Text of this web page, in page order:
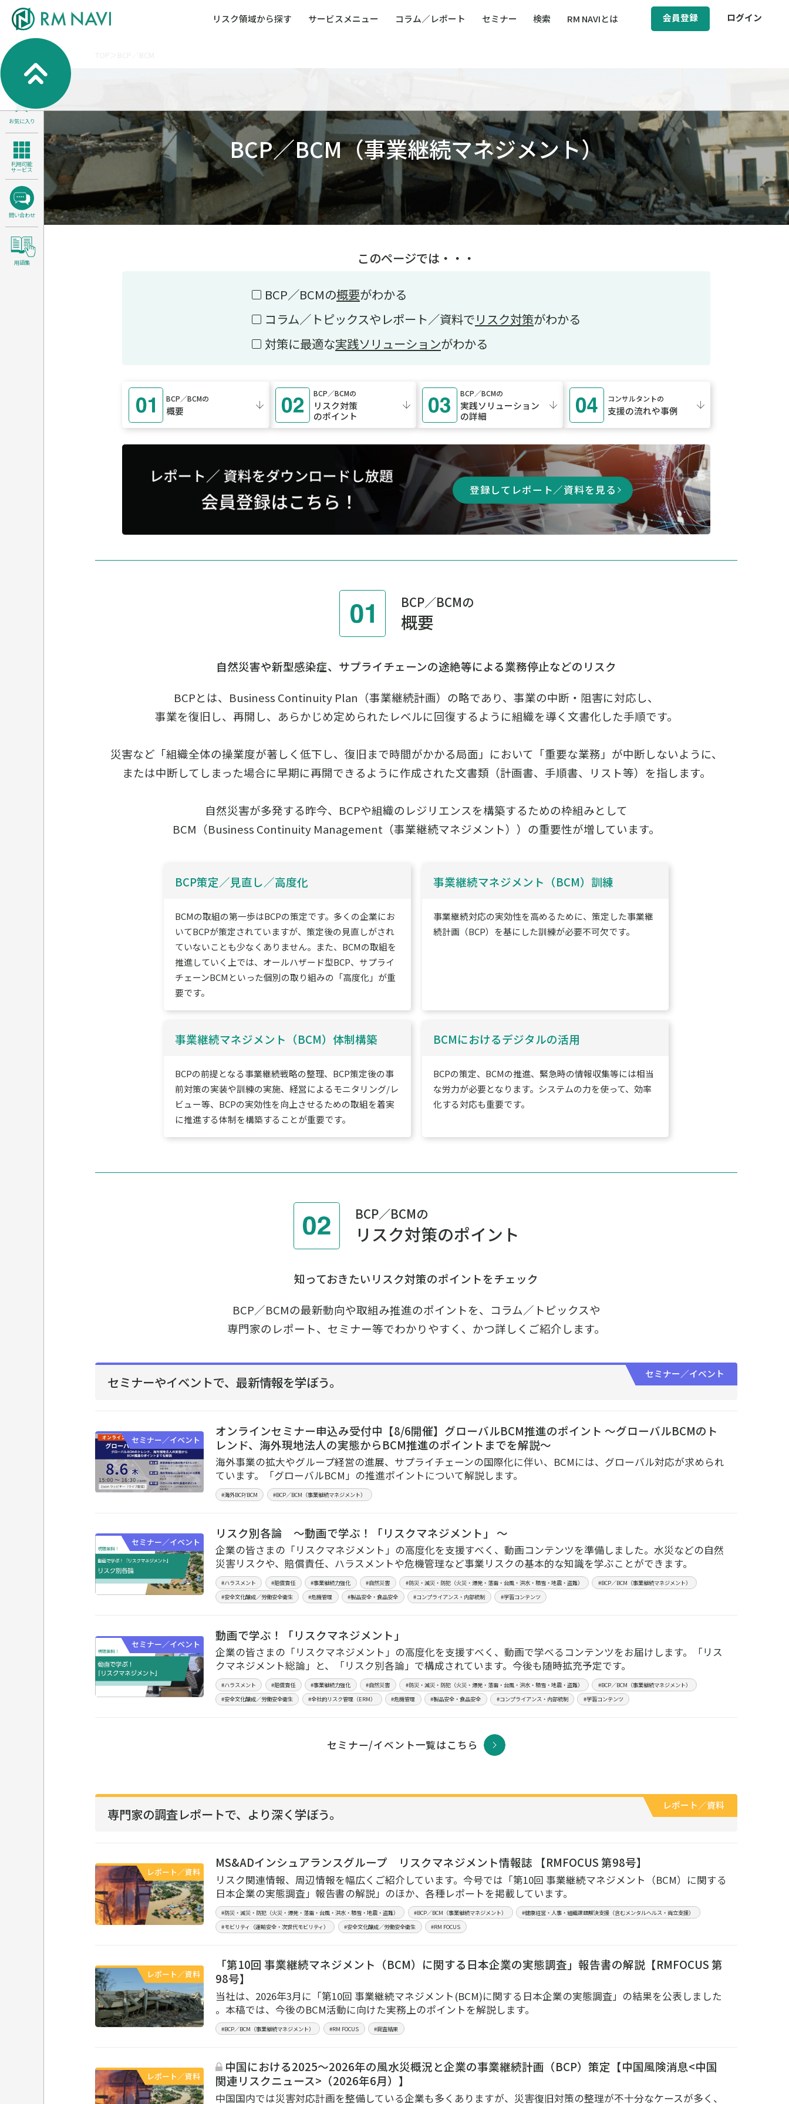
リスク領域から探す サービスメニュー コラム／レポート セミナー 検索 RM NAVIとは 会員登録 ログイン
サステナビリティ経営支援
人権・人的資本課題解決支援
安全文化醸成／労働安全衛生
医療／介護／障害福祉／子ども・児童福祉等
全社的リスク管理（ERM）
危機管理
製品安全・食品安全
コンプライアンス・内部統制 海外
検索
お気に入り
利用可能
サービス
問い合わせ
用語集
BCP／BCM（事業継続マネジメント）
このページでは・・・
BCP／BCMの概要がわかる
コラム／トピックスやレポート／資料でリスク対策がわかる
対策に最適な実践ソリューションがわかる
BCP／BCMの
概要
BCP／BCMの
リスク対策
のポイント
BCP／BCMの
実践ソリューション
の詳細
コンサルタントの
支援の流れや事例
登録してレポート／資料を見る
BCP／BCMの
概要
自然災害や新型感染症、サプライチェーンの途絶等による業務停止などのリスク
BCPとは、Business Continuity Plan（事業継続計画）の略であり、事業の中断・阻害に対応し、
事業を復旧し、再開し、あらかじめ定められたレベルに回復するように組織を導く文書化した手順です。
災害など「組織全体の操業度が著しく低下し、復旧まで時間がかかる局面」において「重要な業務」が中断しないように、
または中断してしまった場合に早期に再開できるように作成された文書類（計画書、手順書、リスト等）を指します。
自然災害が多発する昨今、BCPや組織のレジリエンスを構築するための枠組みとして
BCM（Business Continuity Management（事業継続マネジメント））の重要性が増しています。
BCP策定／見直し／高度化
BCMの取組の第一歩はBCPの策定です。多くの企業にお
いてBCPが策定されていますが、策定後の見直しがされ
ていないことも少なくありません。また、BCMの取組を
推進していく上では、オールハザード型BCP、サプライ
チェーンBCMといった個別の取り組みの「高度化」が重
要です。
事業継続マネジメント（BCM）訓練
事業継続対応の実効性を高めるために、策定した事業継
続計画（BCP）を基にした訓練が必要不可欠です。
事業継続マネジメント（BCM）体制構築
BCPの前提となる事業継続戦略の整理、BCP策定後の事
前対策の実装や訓練の実施、経営によるモニタリング/レ
ビュー等、BCPの実効性を向上させるための取組を着実
に推進する体制を構築することが重要です。
BCMにおけるデジタルの活用
BCPの策定、BCMの推進、緊急時の情報収集等には相当
な労力が必要となります。システムの力を使って、効率
化する対応も重要です。
BCP／BCMの
リスク対策のポイント
知っておきたいリスク対策のポイントをチェック
BCP／BCMの最新動向や取組み推進のポイントを、コラム／トピックスや
専門家のレポート、セミナー等でわかりやすく、かつ詳しくご紹介します。
セミナーやイベントで、最新情報を学ぼう。
セミナー／イベント
セミナー／イベント
オンラインセミナー申込み受付中【8/6開催】グローバルBCM推進のポイント ～グローバルBCMのト
レンド、海外現地法人の実態からBCM推進のポイントまでを解説～
海外事業の拡大やグループ経営の進展、サプライチェーンの国際化に伴い、BCMには、グローバル対応が求められ
ています。「グローバルBCM」の推進ポイントについて解説します。
#海外BCP/BCM #BCP／BCM（事業継続マネジメント）
セミナー／イベント
リスク別各論 ～動画で学ぶ！「リスクマネジメント」 ～
企業の皆さまの「リスクマネジメント」の高度化を支援すべく、動画コンテンツを準備しました。水災などの自然
災害リスクや、賠償責任、ハラスメントや危機管理など事業リスクの基本的な知識を学ぶことができます。
#ハラスメント #賠償責任 #事業継続力強化 #自然災害 #防災・減災・防犯（火災・爆発・落雷・台風・洪水・積雪・地震・盗難）
#BCP／BCM（事業継続マネジメント）
#安全文化醸成／労働安全衛生
#危機管理 #製品安全・食品安全 #コンプライアンス・内部統制 #学習コンテンツ
セミナー／イベント
動画で学ぶ！「リスクマネジメント」
企業の皆さまの「リスクマネジメント」の高度化を支援すべく、動画で学べるコンテンツをお届けします。「リス
クマネジメント総論」と、「リスク別各論」で構成されています。今後も随時拡充予定です。
#ハラスメント #賠償責任 #事業継続力強化 #自然災害 #防災・減災・防犯（火災・爆発・落雷・台風・洪水・積雪・地震・盗難）
#BCP／BCM（事業継続マネジメント）
#安全文化醸成／労働安全衛生
#全社的リスク管理（ERM） #危機管理 #製品安全・食品安全 #コンプライアンス・内部統制 #学習コンテンツ
セミナー/イベント一覧はこちら
専門家の調査レポートで、 より深く学ぼう。
レポート／資料
レポート／資料
MS&ADインシュアランスグループ リスクマネジメント情報誌 【RMFOCUS 第98号】
リスク関連情報、周辺情報を幅広くご紹介しています。今号では「第10回 事業継続マネジメント（BCM）に関する
日本企業の実態調査」報告書の解説」のほか、各種レポートを掲載しています。
#防災・減災・防犯（火災・爆発・落雷・台風・洪水・積雪・地震・盗難） #BCP／BCM（事業継続マネジメント）
#健康経営・人事・組織課題解決支援（含むメンタルヘルス・両立支援）
#モビリティ（運輸安全・次世代モビリティ）
#安全文化醸成／労働安全衛生 #RM FOCUS
レポート／資料
「第10回 事業継続マネジメント（BCM）に関する日本企業の実態調査」報告書の解説【RMFOCUS 第
98号】
当社は、2026年3月に「第10回 事業継続マネジメント(BCM)に関する日本企業の実態調査」の結果を公表しました
。本稿では、今後のBCM活動に向けた実務上のポイントを解説します。
#BCP／BCM（事業継続マネジメント） #RM FOCUS #調査結果
レポート／資料
中国における2025～2026年の風水災概況と企業の事業継続計画（BCP）策定【中国風険消息<中国
関連リスクニュース>（2026年6月）】
中国国内では災害対応計画を整備している企業も多くありますが、災害復旧対策の整理が不十分なケースが多く、